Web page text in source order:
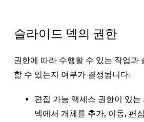
슬라이드 덱의 권한
권한에 따라 수행할 수 있는 작업과
할 수 있는지 여부가 결정됩니다.
편집 가능 액세스 권한이 있는
덱에서 개체를 추가, 이동, 편